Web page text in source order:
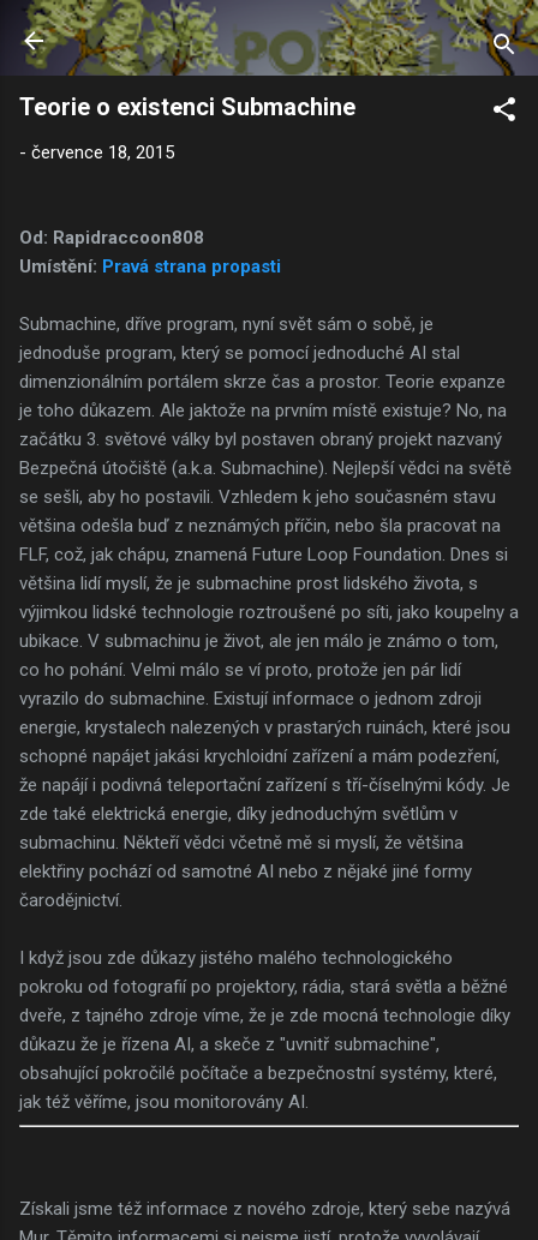
Přeskočit na hlavní obsah
Teorie o existenci Submachine
- července 18, 2015
Od: Rapidraccoon808
Umístění: Pravá strana propasti
Submachine, dříve program, nyní svět sám o sobě, je
jednoduše program, který se pomocí jednoduché AI stal
dimenzionálním portálem skrze čas a prostor. Teorie expanze
je toho důkazem. Ale jaktože na prvním místě existuje? No, na
začátku 3. světové války byl postaven obraný projekt nazvaný
Bezpečná útočiště (a.k.a. Submachine). Nejlepší vědci na světě
se sešli, aby ho postavili. Vzhledem k jeho současném stavu
většina odešla buď z neznámých příčin, nebo šla pracovat na
FLF, což, jak chápu, znamená Future Loop Foundation. Dnes si
většina lidí myslí, že je submachine prost lidského života, s
výjimkou lidské technologie roztroušené po síti, jako koupelny a
ubikace. V submachinu je život, ale jen málo je známo o tom,
co ho pohání. Velmi málo se ví proto, protože jen pár lidí
vyrazilo do submachine. Existují informace o jednom zdroji
energie, krystalech nalezených v prastarých ruinách, které jsou
schopné napájet jakási krychloidní zařízení a mám podezření,
že napájí i podivná teleportační zařízení s tří-číselnými kódy. Je
zde také elektrická energie, díky jednoduchým světlům v
submachinu. Někteří vědci včetně mě si myslí, že většina
elektřiny pochází od samotné AI nebo z nějaké jiné formy
čarodějnictví.
I když jsou zde důkazy jistého malého technologického
pokroku od fotografií po projektory, rádia, stará světla a běžné
dveře, z tajného zdroje víme, že je zde mocná technologie díky
důkazu že je řízena AI, a skeče z "uvnitř submachine",
obsahující pokročilé počítače a bezpečnostní systémy, které,
jak též věříme, jsou monitorovány AI.
Získali jsme též informace z nového zdroje, který sebe nazývá